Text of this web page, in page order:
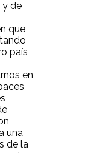
y de
que
país
en
una
de la